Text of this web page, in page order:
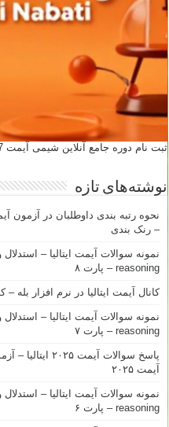
ثبت نام دوره جامع آنلاین شیمی آیمت 2027 ایتالیا - استاد مهدی نباتی
نوشته‌های تازه
– رنک بندی
reasoning – پارت ۸
کانال آیمت ایتالیا در نرم افزار بله
reasoning – پارت ۷
آیمت ۲۰۲۵
reasoning – پارت ۶